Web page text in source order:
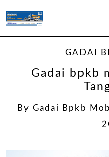
GADAI
Gadai bpkb
By Gadai Bpkb